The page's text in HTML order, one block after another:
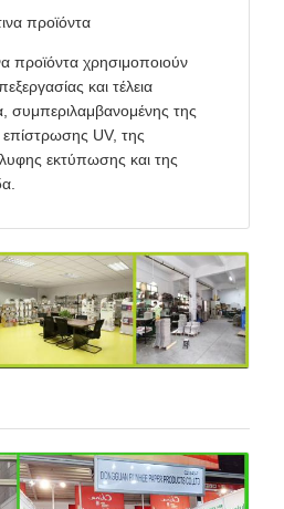
προϊόντα
χρησιμοποιούν
και τέλεια
συμπεριλαμβανομένης της
UV, της
εκτύπωσης και της